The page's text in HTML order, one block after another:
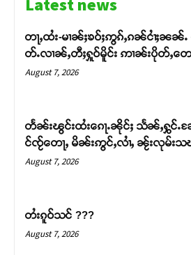
တ်ႇ တူဝ်ႈလုမ်ႈၾႃႉၼၼ်ႉ ၶဝ်ႈႁူမ်ႈ
ဝ်ႇၽူႈတွႆႇႁွၵ်ႈ လႆႈယူႇၶႃ
Latest news
တႃႇထႆး-မၢၼ်ႈၶဝ်ႈဢွၵ်ႇၵၼ်ငၢႆႈၼၼ်ႉ
တ်ႉလၢၼ်ႇတီႈႁူဝ်မိူင်း ဢၢၼ်းပိုတ်ႇတေႉ
August 7, 2026
တႅၼ်းၽွင်းထႆးၵေႃႉၼိုင်ႈ သႅၼ်ႇႁွင်ႉၼ
င်ၸႂ်တေႃႇ မိၼ်းဢွင်ႇလၢႆႇ ၼႂ်းလုမ်းသ
August 7, 2026
တႆးၵူဝ်သင် ???
August 7, 2026